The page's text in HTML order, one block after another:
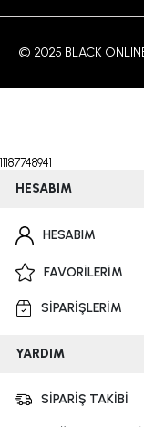
© 2025 BLACK
11187748941
HESABIM
HESABIM
FAVORİLERİM
SİPARİŞLERİM
YARDIM
SİPARİŞ TAKİBİ